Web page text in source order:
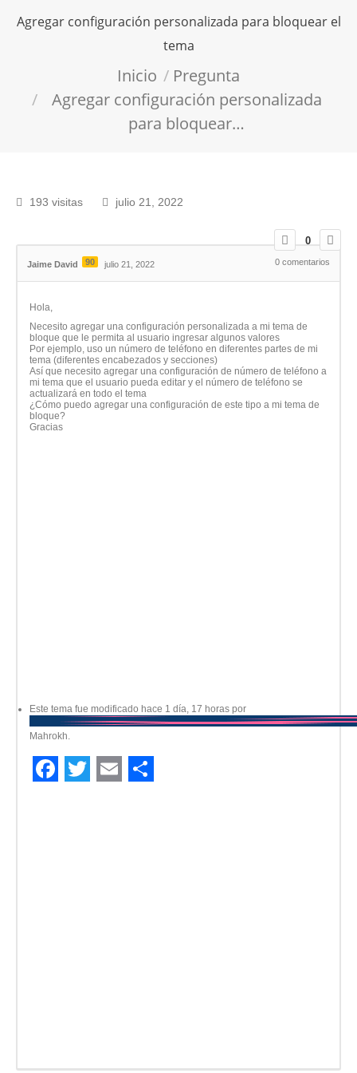
Agregar configuración personalizada para bloquear el
tema
Inicio
Pregunta
Agregar configuración personalizada
para bloquear…
193 visitas julio 21, 2022
0
Jaime David 90 julio 21, 2022 0 comentarios
Hola,
Necesito agregar una configuración personalizada a mi tema de
bloque que le permita al usuario ingresar algunos valores
Por ejemplo, uso un número de teléfono en diferentes partes de mi
tema (diferentes encabezados y secciones)
Así que necesito agregar una configuración de número de teléfono a
mi tema que el usuario pueda editar y el número de teléfono se
actualizará en todo el tema
¿Cómo puedo agregar una configuración de este tipo a mi tema de
bloque?
Gracias
Este tema fue modificado hace 1 día, 17 horas por
Mahrokh.